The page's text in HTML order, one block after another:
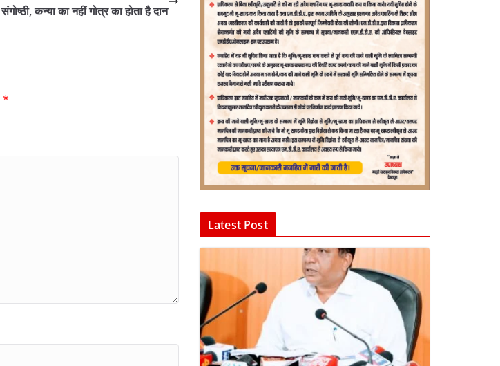
संगोष्ठी, कन्या का नहीं गोत्र का होता है दान
*
Latest Post